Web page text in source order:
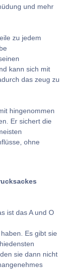
und mehr
zu jedem
kann sich mit
das zeug zu
hingenommen
Er sichert die
ohne
ist das A und O
Es gibt sie
sie dann nicht